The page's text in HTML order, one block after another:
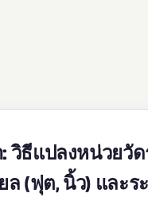
วิธีแปลงหน่วยวัด
ล (ฟุต, นิ้ว) และร